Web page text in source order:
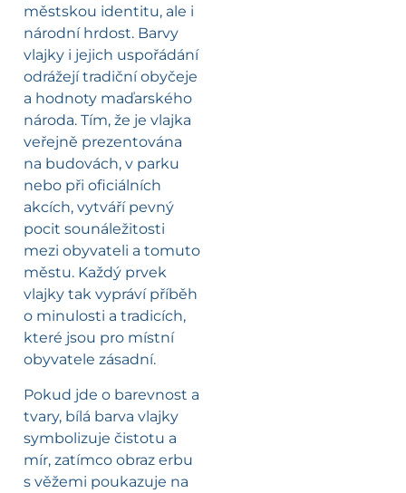
městskou identitu, ale i
národní hrdost. Barvy
vlajky i jejich uspořádání
odrážejí tradiční obyčeje
a hodnoty maďarského
národa. Tím, že je vlajka
veřejně prezentována
na budovách, v parku
nebo při oficiálních
akcích, vytváří pevný
pocit sounáležitosti
mezi obyvateli a tomuto
městu. Každý prvek
vlajky tak vypráví příběh
o minulosti a tradicích,
které jsou pro místní
obyvatele zásadní.
Pokud jde o barevnost a
tvary, bílá barva vlajky
symbolizuje čistotu a
mír, zatímco obraz erbu
s věžemi poukazuje na